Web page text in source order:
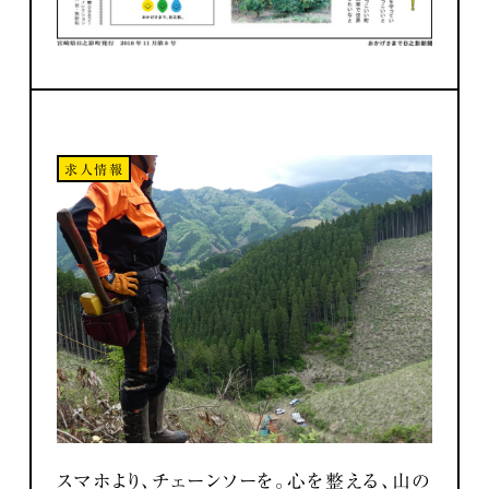
求人情報
スマホより、チェーンソーを。心を整える、山の